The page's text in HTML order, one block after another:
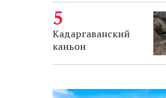
Кадаргаванский
каньон